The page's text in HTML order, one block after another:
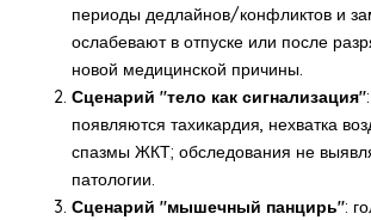
периоды дедлайнов/конфликтов и
ослабевают в отпуске или после
новой медицинской причины.
Сценарий "тело как сигнализация"
появляются тахикардия, нехватка
спазмы ЖКТ; обследования не
патологии.
Сценарий "мышечный панцирь":